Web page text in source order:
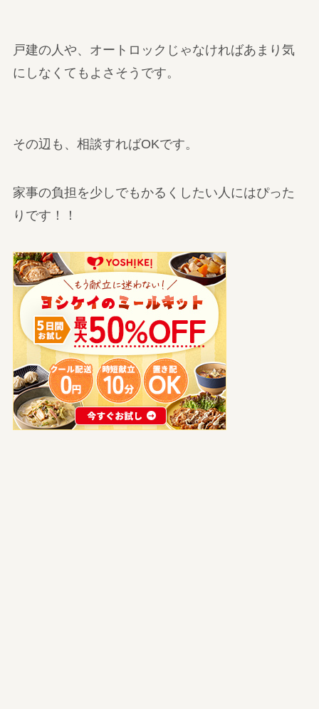
戸建の人や、オートロックじゃなければあまり気
にしなくてもよさそうです。
その辺も、相談すればOKです。
家事の負担を少しでもかるくしたい人にはぴった
りです！！